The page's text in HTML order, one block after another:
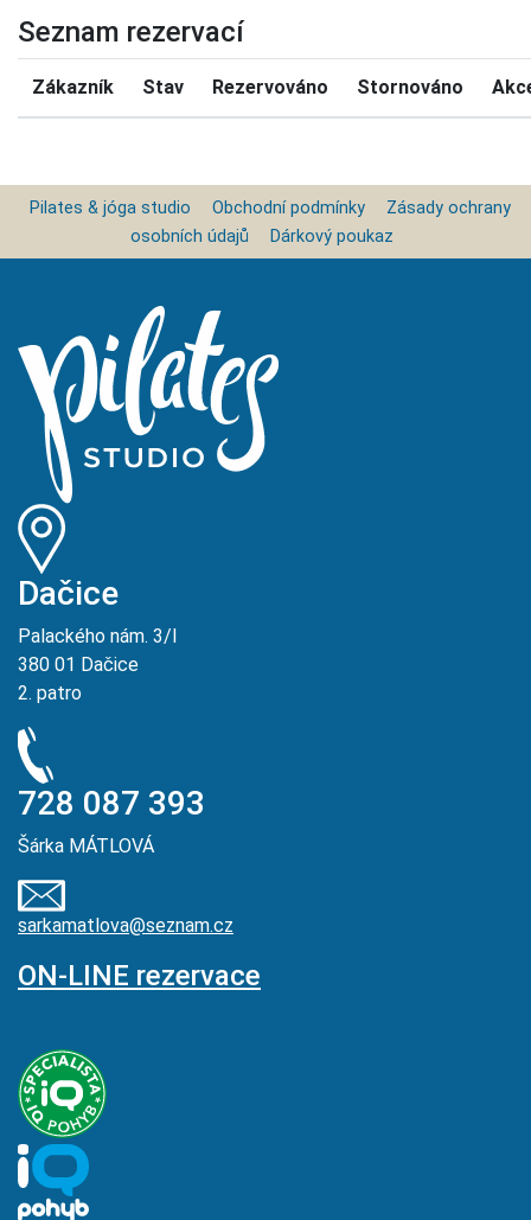
Seznam rezervací
Zákazník Stav Rezervováno Stornováno
Pilates & jóga studio Obchodní podmínky
Zásady ochrany
osobních údajů
Dárkový poukaz
Dačice
Palackého nám. 3/I
380 01 Dačice
2. patro
728 087 393
Šárka MÁTLOVÁ
sarkamatlova@seznam.cz
ON-LINE rezervace